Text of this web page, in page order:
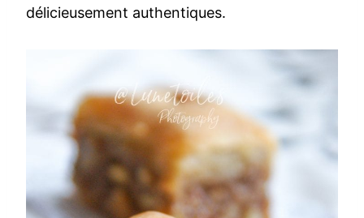
délicieusement authentiques.